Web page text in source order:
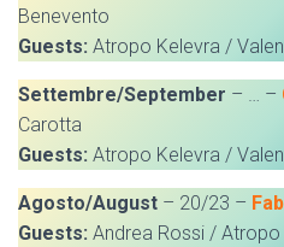
Benevento
Guests: Atropo Kelevra /
Settembre/September – … –
Carotta
Guests: Atropo Kelevra /
Agosto/August – 20/23 –
Guests: Andrea Rossi /